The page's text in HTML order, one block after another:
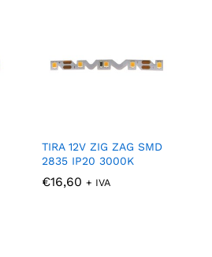
TIRA 12V ZIG ZAG SMD
2835 IP20 3000K
€16,60 + IVA
€16,60